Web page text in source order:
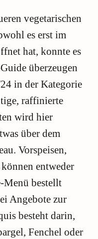
vegetarischen
es erst im
hat, konnte es
überzeugen
in der Kategorie
raffinierte
wird hier
über dem
Vorspeisen,
entweder
Menü bestellt
Angebote zur
besteht darin,
Fenchel oder